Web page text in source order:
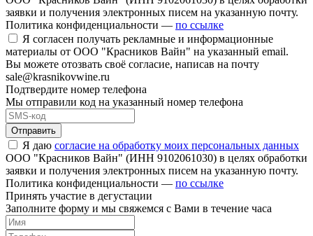
заявки и получения электронных писем на указанную почту.
Политика конфиденциальности — по ссылке
Я согласен получать рекламные и информационные
материалы от ООО "Красников Вайн" на указанный email.
Вы можете отозвать своё согласие, написав на почту
sale@krasnikovwine.ru
Подтвердите номер телефона
Мы отправили код на указанный номер телефона
Отправить
Я даю согласие на обработку моих персональных данных
ООО "Красников Вайн" (ИНН 9102061030) в целях обработки
заявки и получения электронных писем на указанную почту.
Политика конфиденциальности — по ссылке
Принять участие в дегустации
Заполните форму и мы свяжемся с Вами в течение часа